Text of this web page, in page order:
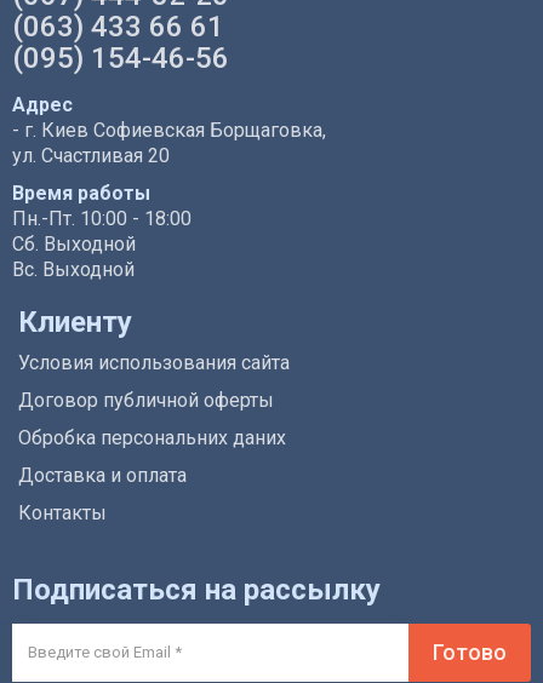
(063) 433 66 61
(095) 154-46-56
Адрес
- г. Киев Софиевская Борщаговка,
ул. Счастливая 20
Время работы
Пн.-Пт. 10:00 - 18:00
Сб. Выходной
Вс. Выходной
Клиенту
Условия использования сайта
Договор публичной оферты
Обробка персональних даних
Доставка и оплата
Контакты
Подписаться на рассылку
Готово